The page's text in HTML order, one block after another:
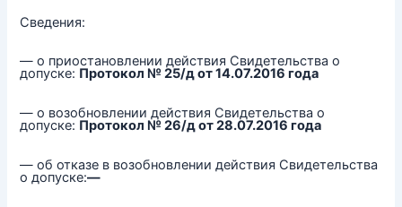
Сведения:
— о приостановлении действия Свидетельства о
допуске: Протокол № 25/д от 14.07.2016 года
— о возобновлении действия Свидетельства о
допуске: Протокол № 26/д от 28.07.2016 года
— об отказе в возобновлении действия Свидетельства
о допуске:—